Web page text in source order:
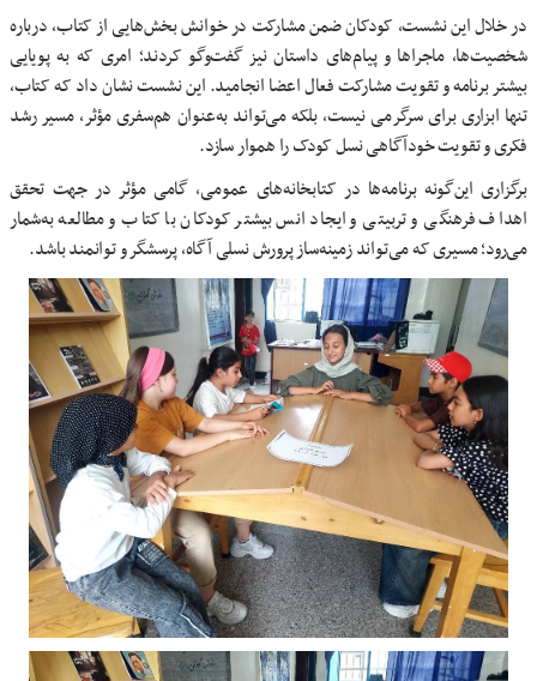
در خلال این نشست، کودکان ضمن مشارکت در خوانش بخش‌هایی از کتاب، درباره
شخصیت‌ها، ماجراها و پیام‌های داستان نیز گفت‌وگو کردند؛ امری که به پویایی
بیشتر برنامه و تقویت مشارکت فعال اعضا انجامید. این نشست نشان داد که کتاب،
تنها ابزاری برای سرگرمی نیست، بلکه می‌تواند به‌عنوان هم‌سفری مؤثر، مسیر رشد
فکری و تقویت خودآگاهی نسل کودک را هموار سازد.
برگزاری این‌گونه برنامه‌ها در کتابخانه‌های عمومی، گامی مؤثر در جهت تحقق
اهداف فرهنگی و تربیتی و ایجاد انس بیشتر کودکان با کتاب و مطالعه به‌شمار
می‌رود؛ مسیری که می‌تواند زمینه‌ساز پرورش نسلی آگاه، پرسشگر و توانمند باشد.